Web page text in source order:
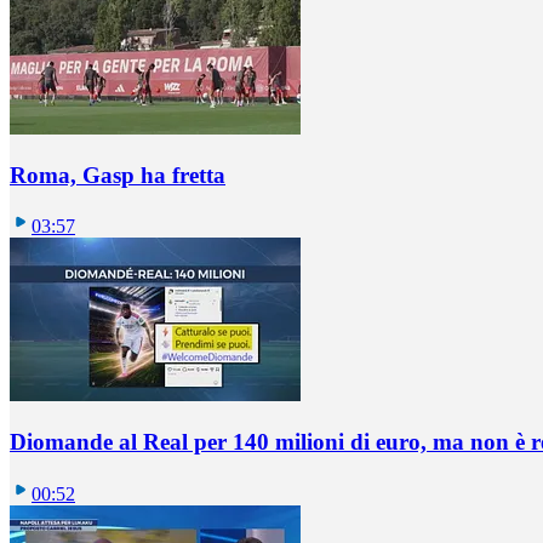
Roma, Gasp ha fretta
03:57
Diomande al Real per 140 milioni di euro, ma non è
00:52